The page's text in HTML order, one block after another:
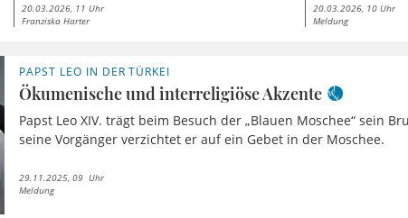
20.03.2026, 11 Uhr
Franziska Harter
20.03.2026, 10 Uhr
Meldung
PAPST LEO IN DER TÜRKEI
Ökumenische und interreligiöse Akzente
Papst Leo XIV. trägt beim Besuch der „Blauen Moschee“ sein
seine Vorgänger verzichtet er auf ein Gebet in der Moschee.
29.11.2025, 09 Uhr
Meldung